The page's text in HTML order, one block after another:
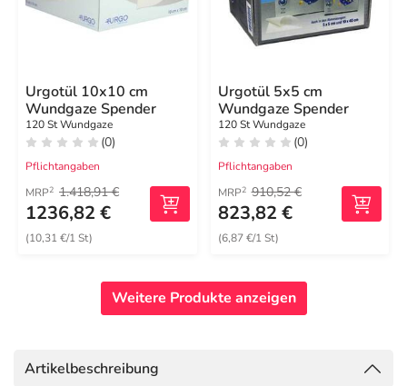
Urgotül 10x10 cm
Wundgaze Spender
120 St Wundgaze
(0)
Pflichtangaben
MRP2 1.418,91 €
1236,82 €
(10,31 €/1 St)
Urgotül 5x5 cm
Wundgaze Spender
120 St Wundgaze
(0)
Pflichtangaben
MRP2 910,52 €
823,82 €
(6,87 €/1 St)
Weitere Produkte anzeigen
Artikelbeschreibung